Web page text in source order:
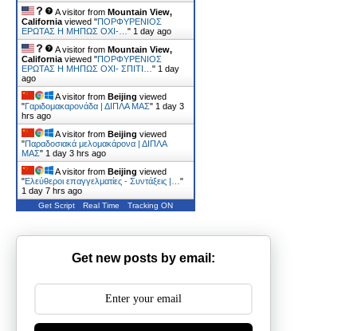
A visitor from Mountain View,
California viewed "ΠΟΡΦΥΡΕΝΙΟΣ
ΕΡΩΤΑΣ Η ΜΗΠΩΣ ΟΧΙ-… " 1 day ago
A visitor from Mountain View,
California viewed "ΠΟΡΦΥΡΕΝΙΟΣ
ΕΡΩΤΑΣ Η ΜΗΠΩΣ ΟΧΙ- ΣΠΙΤΙ… " 1 day
ago
A visitor from Beijing viewed
"Γαριδομακαρονάδα | ΔΙΠΛΑ ΜΑΣ" 1 day 3
hrs ago
A visitor from Beijing viewed
"Παραδοσιακά μελομακάρονα | ΔΙΠΛΑ
ΜΑΣ" 1 day 3 hrs ago
A visitor from Beijing viewed
"Ελεύθεροι επαγγελματίες - Συντάξεις |… "
1 day 7 hrs ago
Get Script Real Time Tracking ON
Get new posts by email: